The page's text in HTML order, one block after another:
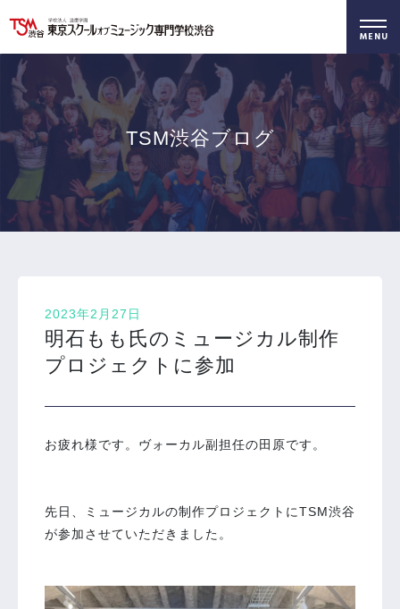
学科・専攻 資料請求 オープンキャンパス
TSM渋谷ブログ
2023年2月27日
明石もも氏のミュージカル制作
プロジェクトに参加
お疲れ様です。ヴォーカル副担任の田原です。
先日、ミュージカルの制作プロジェクトにTSM渋谷
が参加させていただきました。